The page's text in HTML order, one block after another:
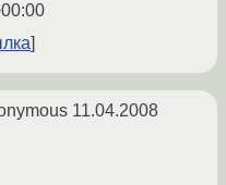
11.04.2008